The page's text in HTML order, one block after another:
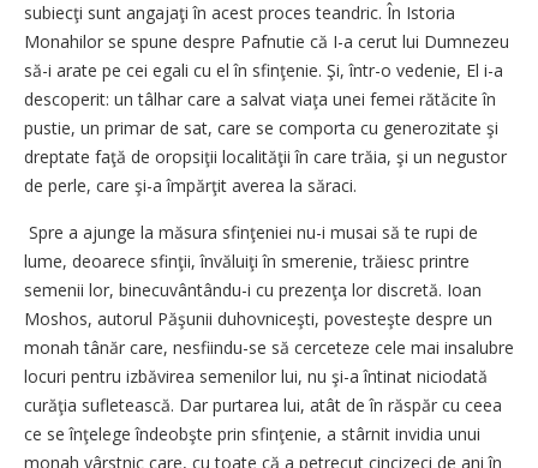
subiecţi sunt angajaţi în acest proces teandric. În Istoria
Monahilor se spune despre Pafnutie că I-a cerut lui Dumnezeu
să-i arate pe cei egali cu el în sfinţenie. Şi, într-o vedenie, El i-a
descoperit: un tâlhar care a salvat viaţa unei femei rătăcite în
pustie, un primar de sat, care se comporta cu generozitate şi
dreptate faţă de oropsiţii localităţii în care trăia, şi un negustor
de perle, care şi-a împărţit averea la săraci.
Spre a ajunge la măsura sfinţeniei nu-i musai să te rupi de
lume, deoarece sfinţii, învăluiţi în smerenie, trăiesc printre
semenii lor, binecuvântându-i cu prezenţa lor discretă. Ioan
Moshos, autorul Păşunii duhovniceşti, povesteşte despre un
monah tânăr care, nesfiindu-se să cerceteze cele mai insalubre
locuri pentru izbăvirea semenilor lui, nu şi-a întinat niciodată
curăţia sufletească. Dar purtarea lui, atât de în răspăr cu ceea
ce se înţelege îndeobşte prin sfinţenie, a stârnit invidia unui
monah vârstnic care, cu toate că a petrecut cincizeci de ani în